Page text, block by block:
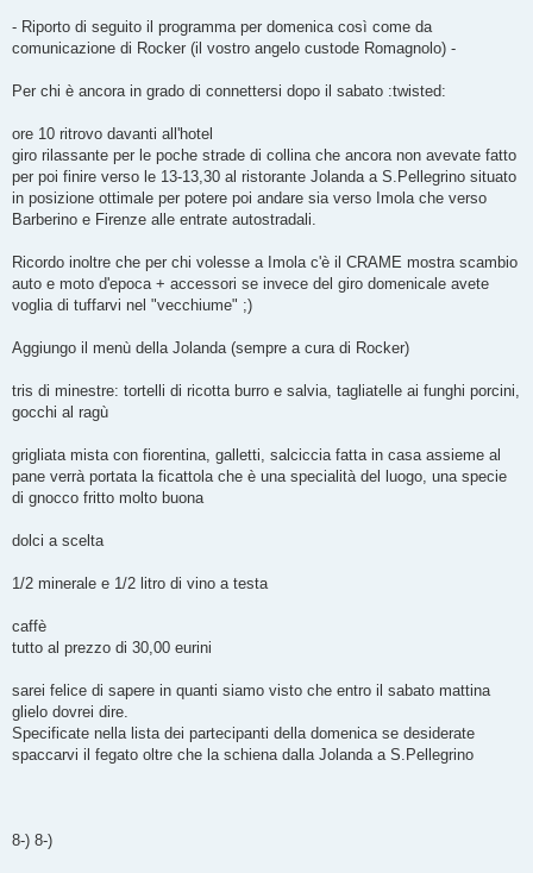
- Riporto di seguito il programma per domenica così come da
comunicazione di Rocker (il vostro angelo custode Romagnolo) -
Per chi è ancora in grado di connettersi dopo il sabato :twisted:
ore 10 ritrovo davanti all'hotel
giro rilassante per le poche strade di collina che ancora non avevate fatto
per poi finire verso le 13-13,30 al ristorante Jolanda a S.Pellegrino situato
in posizione ottimale per potere poi andare sia verso Imola che verso
Barberino e Firenze alle entrate autostradali.
Ricordo inoltre che per chi volesse a Imola c'è il CRAME mostra scambio
auto e moto d'epoca + accessori se invece del giro domenicale avete
voglia di tuffarvi nel "vecchiume" ;)
Aggiungo il menù della Jolanda (sempre a cura di Rocker)
tris di minestre: tortelli di ricotta burro e salvia, tagliatelle ai funghi porcini,
gocchi al ragù
grigliata mista con fiorentina, galletti, salciccia fatta in casa assieme al
pane verrà portata la ficattola che è una specialità del luogo, una specie
di gnocco fritto molto buona
dolci a scelta
1/2 minerale e 1/2 litro di vino a testa
caffè
tutto al prezzo di 30,00 eurini
sarei felice di sapere in quanti siamo visto che entro il sabato mattina
glielo dovrei dire.
Specificate nella lista dei partecipanti della domenica se desiderate
spaccarvi il fegato oltre che la schiena dalla Jolanda a S.Pellegrino
8-) 8-)